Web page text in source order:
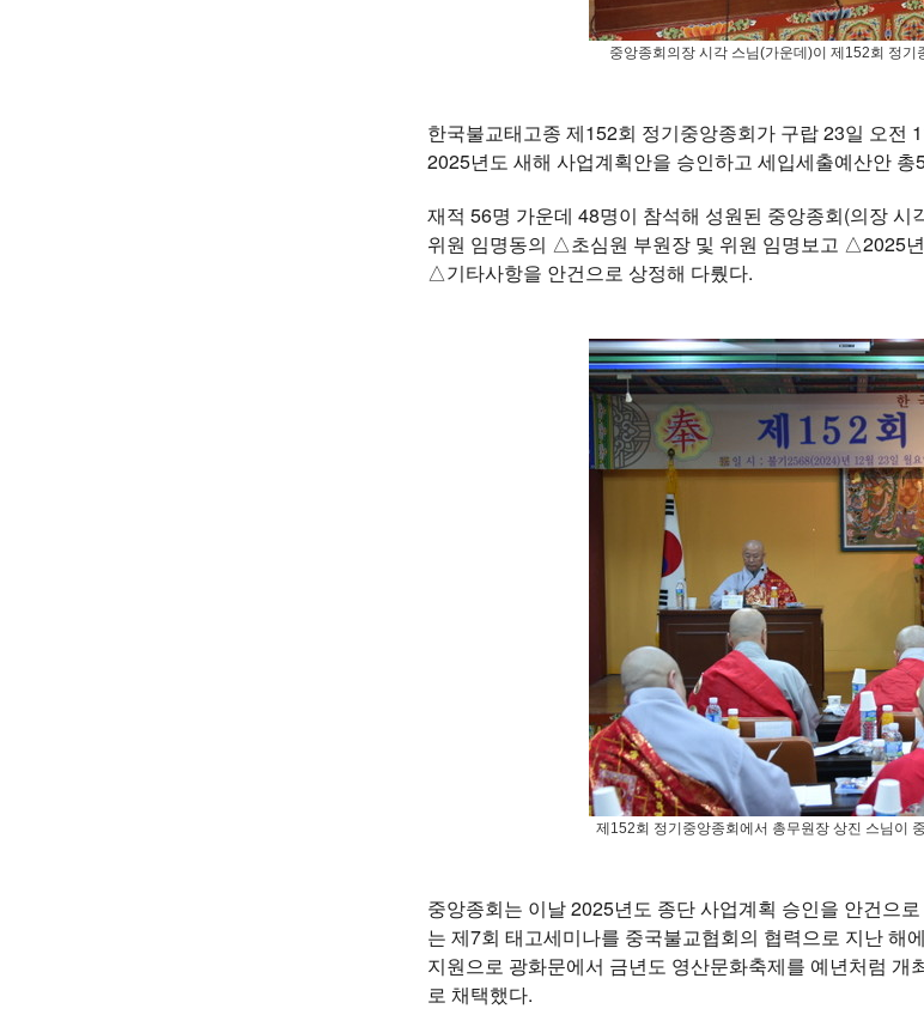
중앙종회의장 시각 스님(가운데)이 제152회 정
한국불교태고종 제152회 정기중앙종회가 구랍 23일 오전
2025년도 새해 사업계획안을 승인하고 세입세출예산안
재적 56명 가운데 48명이 참석해 성원된 중앙종회(의장
위원 임명동의 △초심원 부원장 및 위원 임명보고 △2025
△기타사항을 안건으로 상정해 다뤘다.
제152회 정기중앙종회에서 총무원장 상진 스님이
중앙종회는 이날 2025년도 종단 사업계획 승인을 안건으
는 제7회 태고세미나를 중국불교협회의 협력으로 지난 해
지원으로 광화문에서 금년도 영산문화축제를 예년처럼
로 채택했다.